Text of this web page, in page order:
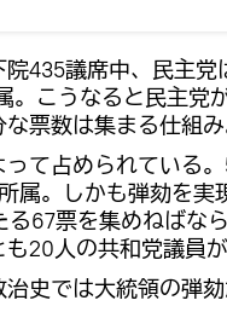
435議席中、民主
。こうなると民主党
票数は集まる仕組み
て占められている
属。しかも弾劾を実
67票を集めねばな
20人の共和党議員
史では大統領の弾